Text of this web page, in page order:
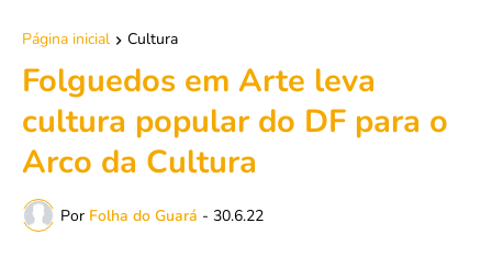
Página inicial Cultura
Folguedos em Arte leva
cultura popular do DF para o
Arco da Cultura
Por Folha do Guará - 30.6.22